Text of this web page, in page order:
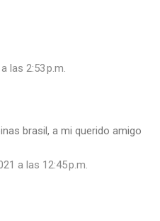
las 2:53 p.m.
brasil, a mi querido amigo
a las 12:45 p.m.